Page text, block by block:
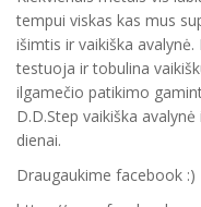
tempui viskas kas mus
išimtis ir vaikiška
testuoja ir tobulina
ilgamečio patikimo
D.D.Step vaikiška
dienai.
Draugaukime facebook :)